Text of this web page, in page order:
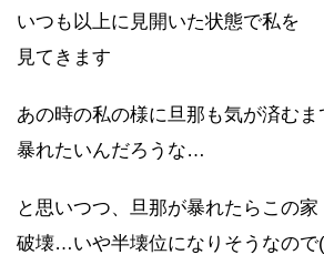
いつも以上に見開いた状態で私を
見てきます
あの時の私の様に旦那も気が済むま
暴れたいんだろうな…
と思いつつ、旦那が暴れたらこの家
破壊…いや半壊位になりそうなので